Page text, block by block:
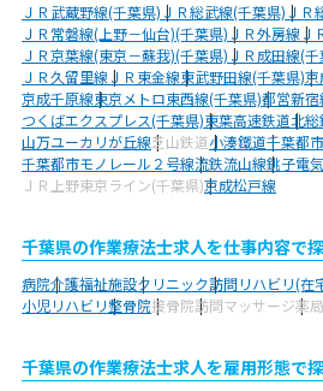
ＪＲ武蔵野線(千葉県)ＪＲ総武線(千葉県)ＪＲ
ＪＲ常磐線(上野－仙台)(千葉県)ＪＲ外房線Ｊ
ＪＲ京葉線(東京－蘇我)(千葉県)ＪＲ成田線(
ＪＲ久留里線ＪＲ東金線東武野田線(千葉県)京
京成千原線東京メトロ東西線(千葉県)都営新
つくばエクスプレス(千葉県)東葉高速鉄道北総
山万ユーカリが丘線芝山鉄道小湊鐵道千葉都
千葉都市モノレール２号線流鉄流山線銚子電
ＪＲ上野東京ライン(千葉県)京成松戸線
千葉県の作業療法士求人を仕事内容で
病院介護福祉施設クリニック訪問リハビリ(在
小児リハビリ整骨院接骨院訪問マッサージ薬
千葉県の作業療法士求人を雇用形態で